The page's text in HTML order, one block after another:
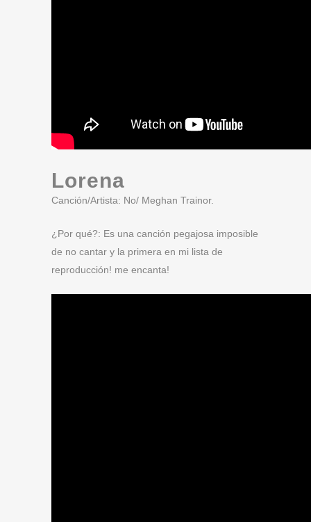
Lorena
Canción/Artista: No/ Meghan Trainor.
¿Por qué?: Es una canción pegajosa imposible
de no cantar y la primera en mi lista de
reproducción! me encanta!